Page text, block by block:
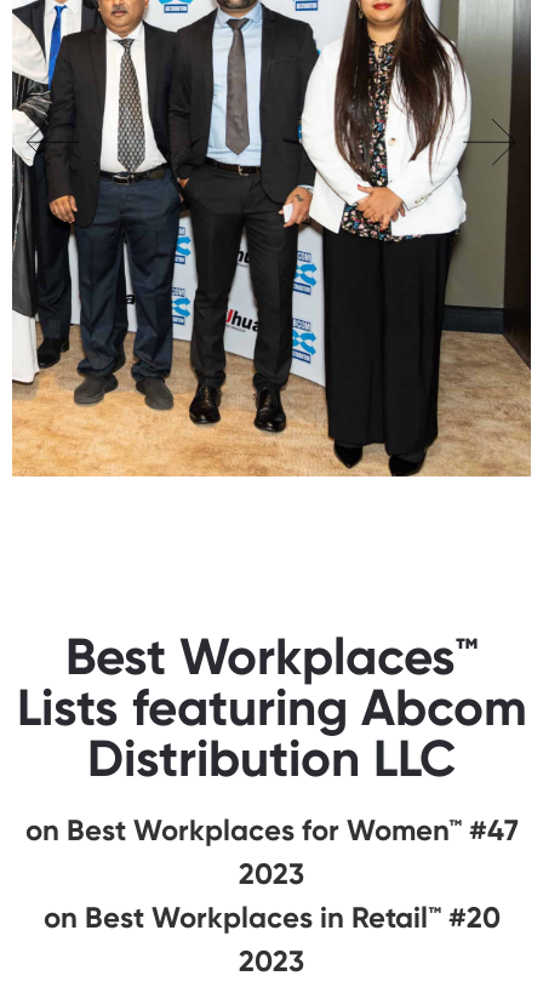
Best Workplaces™
Lists featuring Abcom
Distribution LLC
#47 on Best Workplaces for Women™
2023
#20 on Best Workplaces in Retail™
2023